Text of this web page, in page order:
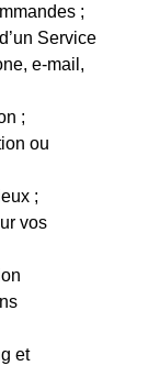
;
Service
e-mail,
;
ou
;
vos
et